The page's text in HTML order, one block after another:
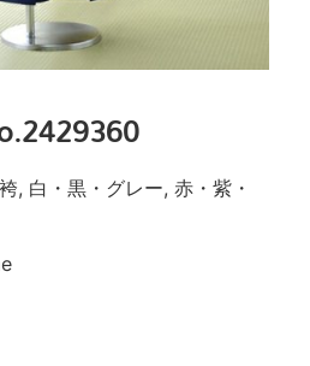
, 白・黒・グレー, 赤・紫・